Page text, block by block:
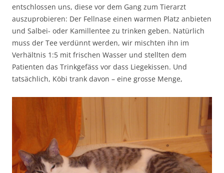
entschlossen uns, diese vor dem Gang zum Tierarzt
auszuprobieren: Der Fellnase einen warmen Platz anbieten
und Salbei- oder Kamillentee zu trinken geben. Natürlich
muss der Tee verdünnt werden, wir mischten ihn im
Verhältnis 1:5 mit frischen Wasser und stellten dem
Patienten das Trinkgefäss vor dass Liegekissen. Und
tatsächlich, Köbi trank davon – eine grosse Menge,